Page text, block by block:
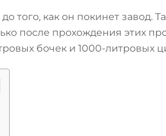
до того, как он покинет завод.
после прохождения этих
бочек и 1000-литровых